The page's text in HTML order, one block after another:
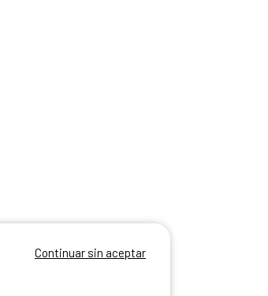
Continuar sin aceptar